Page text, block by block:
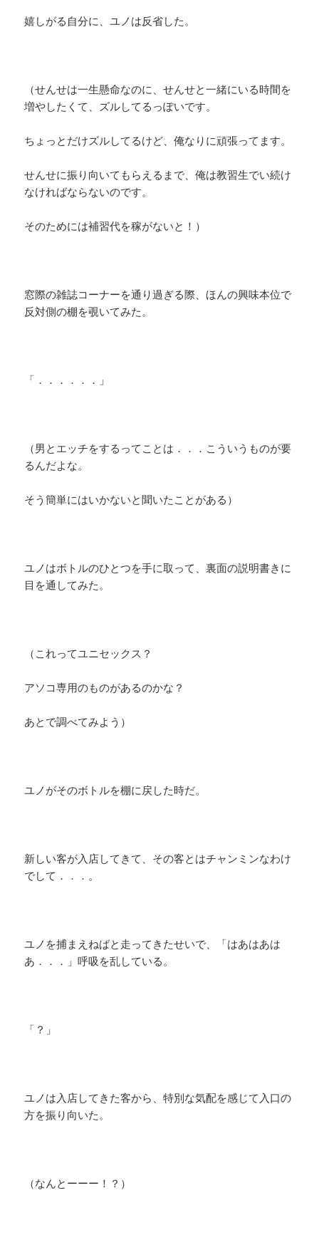
嬉しがる自分に、ユノは反省した。
（せんせは一生懸命なのに、せんせと一緒にいる時間を
増やしたくて、ズルしてるっぽいです。
ちょっとだけズルしてるけど、俺なりに頑張ってます。
せんせに振り向いてもらえるまで、俺は教習生でい続け
なければならないのです。
そのためには補習代を稼がないと！）
窓際の雑誌コーナーを通り過ぎる際、ほんの興味本位で
反対側の棚を覗いてみた。
「．．．．．．」
（男とエッチをするってことは．．．こういうものが要
るんだよな。
そう簡単にはいかないと聞いたことがある）
ユノはボトルのひとつを手に取って、裏面の説明書きに
目を通してみた。
（これってユニセックス？
アソコ専用のものがあるのかな？
あとで調べてみよう）
ユノがそのボトルを棚に戻した時だ。
新しい客が入店してきて、その客とはチャンミンなわけ
でして．．．。
ユノを捕まえねばと走ってきたせいで、「はあはあは
あ．．．」呼吸を乱している。
「？」
ユノは入店してきた客から、特別な気配を感じて入口の
方を振り向いた。
（なんとーーー！？）